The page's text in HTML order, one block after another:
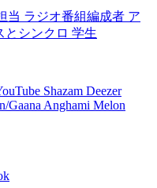
当 ラジオ番組編成者 ア
とシンクロ 学生
Shazam Deezer
Gaana Anghami Melon